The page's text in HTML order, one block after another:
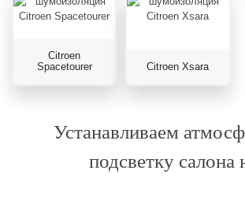
Citroen
Spacetourer
Citroen Xsara
Устанавливаем
подсветку салона